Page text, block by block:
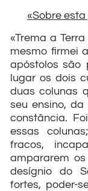
«Sobre
«Trema a
mesmo firmei
apóstolos são
lugar os dois
duas colunas
seu ensino,
constância.
essas
fracos,
ampararem
desígnio do
fortes, poder-